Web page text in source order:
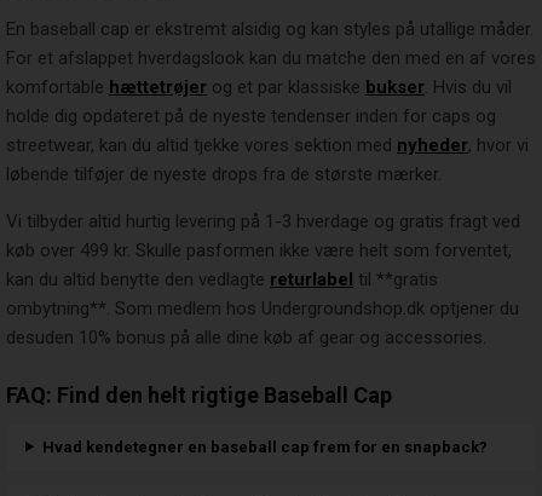
En baseball cap er ekstremt alsidig og kan styles på utallige måder.
For et afslappet hverdagslook kan du matche den med en af vores
komfortable hættetrøjer og et par klassiske bukser . Hvis du vil
holde dig opdateret på de nyeste tendenser inden for caps og
streetwear, kan du altid tjekke vores sektion med nyheder, hvor vi
løbende tilføjer de nyeste drops fra de største mærker.
Vi tilbyder altid hurtig levering på 1-3 hverdage og gratis fragt ved
køb over 499 kr. Skulle pasformen ikke være helt som forventet,
kan du altid benytte den vedlagte returlabel til **gratis
ombytning**. Som medlem hos Undergroundshop.dk optjener du
desuden 10% bonus på alle dine køb af gear og accessories.
FAQ: Find den helt rigtige Baseball Cap
Hvad kendetegner en baseball cap frem for en snapback?